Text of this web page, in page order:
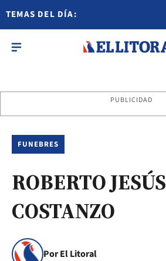
TEMAS DEL DÍA:
PUBLICIDAD
FUNEBRES
ROBERTO JESÚS
COSTANZO
Por El Litoral